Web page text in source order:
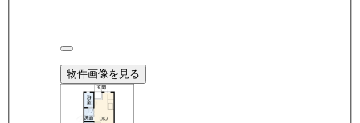
物件画像を見る